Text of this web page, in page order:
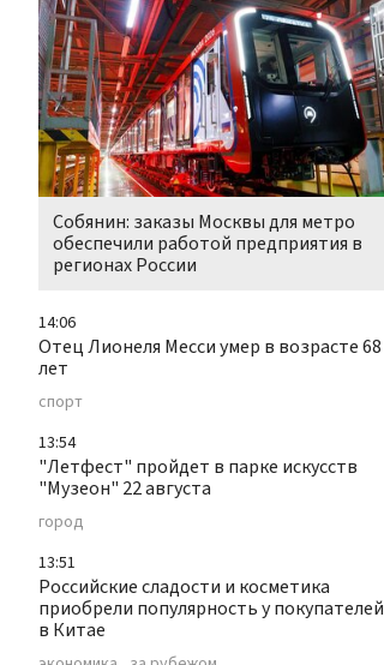
Собянин: заказы Москвы для метро
обеспечили работой предприятия в
регионах России
14:06
Отец Лионеля Месси умер в возрасте 68
лет
спорт
13:54
"Летфест" пройдет в парке искусств
"Музеон" 22 августа
город
13:51
Российские сладости и косметика
приобрели популярность у покупателей
в Китае